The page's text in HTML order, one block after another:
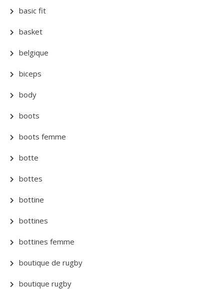
basic fit
basket
belgique
biceps
body
boots
boots femme
botte
bottes
bottine
bottines
bottines femme
boutique de rugby
boutique rugby